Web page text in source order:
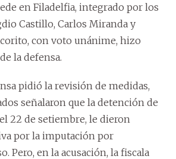
en Filadelfia, integrado por los
Castillo, Carlos Miranda y
con voto unánime, hizo
la defensa.
pidió la revisión de medidas,
señalaron que la detención de
22 de setiembre, le dieron
por la imputación por
Pero, en la acusación, la fiscala